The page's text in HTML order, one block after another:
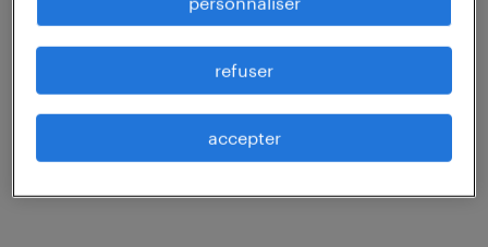
2. vous êtes sous-estimé
refuser
accepter